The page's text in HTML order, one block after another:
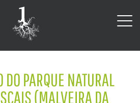
DO PARQUE NATURAL
(MALVEIRA DA